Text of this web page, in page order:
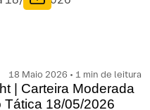
18 Maio 2026 • 1 min de leitura
| Carteira Moderada
Tática 18/05/2026